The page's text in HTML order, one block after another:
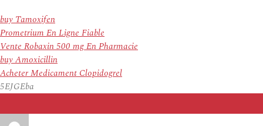
buy Tamoxifen
Prometrium En Ligne Fiable
Vente Robaxin 500 mg En Pharmacie
buy Amoxicillin
Acheter Medicament Clopidogrel
5EJGEba